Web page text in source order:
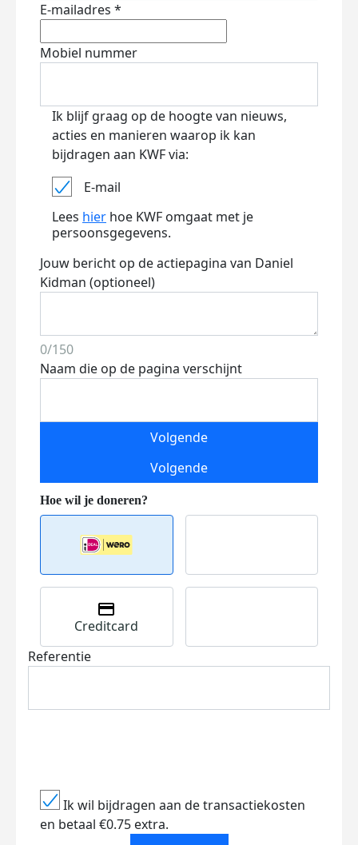
E-mailadres *
Mobiel nummer
Ik blijf graag op de hoogte van nieuws,
acties en manieren waarop ik kan
bijdragen aan KWF via:
E-mail
Lees hier hoe KWF omgaat met je
persoonsgegevens.
Jouw bericht op de actiepagina van Daniel
Kidman (optioneel)
0/150
Naam die op de pagina verschijnt
Volgende
Volgende
Creditcard
Referentie
Ik wil bijdragen aan de transactiekosten
en betaal €0.75 extra.